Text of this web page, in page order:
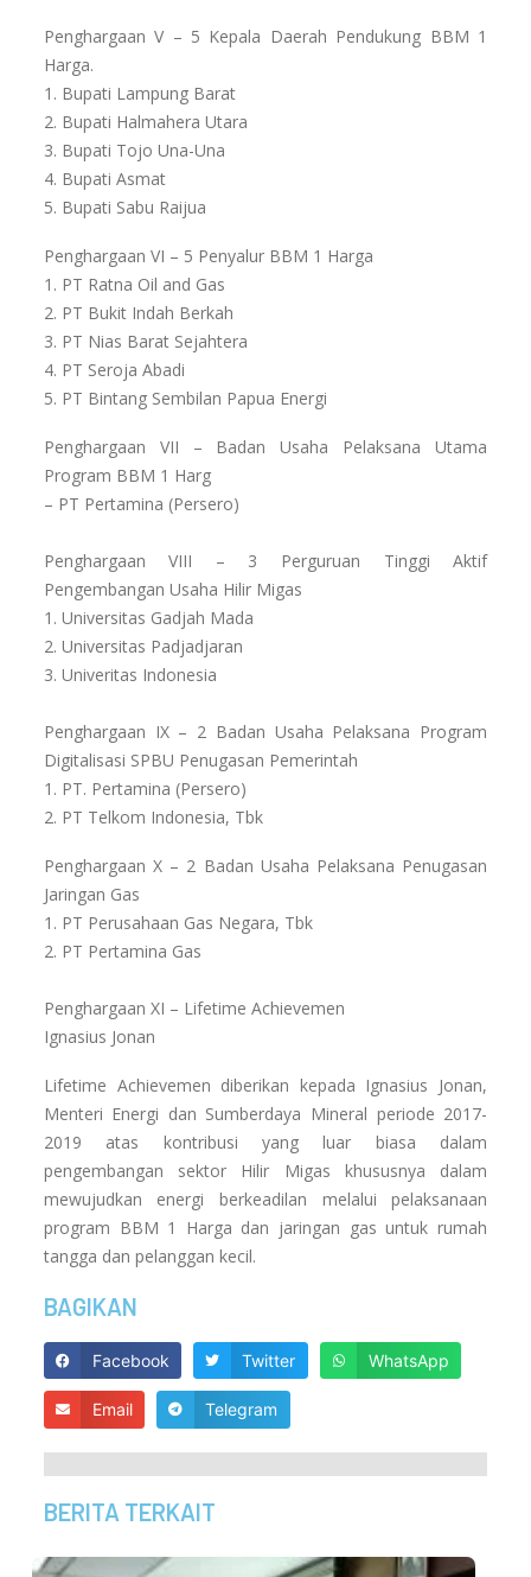
Penghargaan V – 5 Kepala Daerah Pendukung BBM 1
Harga.
1. Bupati Lampung Barat
2. Bupati Halmahera Utara
3. Bupati Tojo Una-Una
4. Bupati Asmat
5. Bupati Sabu Raijua
Penghargaan VI – 5 Penyalur BBM 1 Harga
1. PT Ratna Oil and Gas
2. PT Bukit Indah Berkah
3. PT Nias Barat Sejahtera
4. PT Seroja Abadi
5. PT Bintang Sembilan Papua Energi
Penghargaan VII – Badan Usaha Pelaksana Utama
Program BBM 1 Harg
– PT Pertamina (Persero)
Penghargaan VIII – 3 Perguruan Tinggi Aktif
Pengembangan Usaha Hilir Migas
1. Universitas Gadjah Mada
2. Universitas Padjadjaran
3. Univeritas Indonesia
Penghargaan IX – 2 Badan Usaha Pelaksana Program
Digitalisasi SPBU Penugasan Pemerintah
1. PT. Pertamina (Persero)
2. PT Telkom Indonesia, Tbk
Penghargaan X – 2 Badan Usaha Pelaksana Penugasan
Jaringan Gas
1. PT Perusahaan Gas Negara, Tbk
2. PT Pertamina Gas
Penghargaan XI – Lifetime Achievemen
Ignasius Jonan
Lifetime Achievemen diberikan kepada Ignasius Jonan,
Menteri Energi dan Sumberdaya Mineral periode 2017-
2019 atas kontribusi yang luar biasa dalam
pengembangan sektor Hilir Migas khususnya dalam
mewujudkan energi berkeadilan melalui pelaksanaan
program BBM 1 Harga dan jaringan gas untuk rumah
tangga dan pelanggan kecil.
BAGIKAN
Facebook Twitter WhatsApp
Email Telegram
BERITA TERKAIT